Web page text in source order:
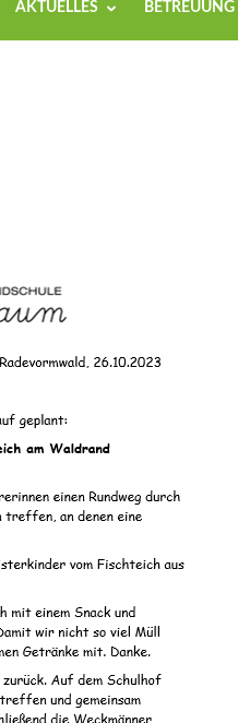
AKTUELLES BETREUUNG